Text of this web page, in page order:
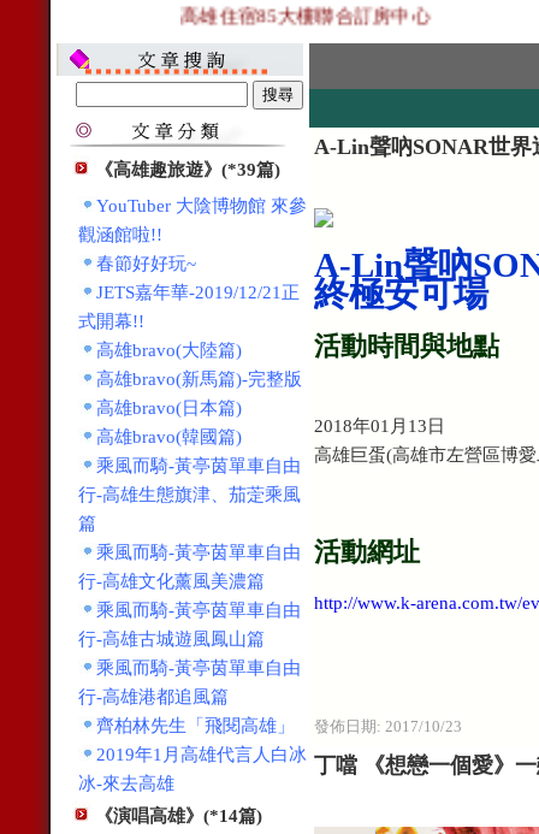
高雄住宿85大樓聯合訂房中心
《高雄趣旅遊》(*39篇)
YouTuber 大陰博物館 來參
觀涵館啦!!
春節好好玩~
JETS嘉年華-2019/12/21正
式開幕!!
高雄bravo(大陸篇)
高雄bravo(新馬篇)-完整版
高雄bravo(日本篇)
高雄bravo(韓國篇)
乘風而騎-黃亭茵單車自由
行-高雄生態旗津、茄萣乘風
篇
乘風而騎-黃亭茵單車自由
行-高雄文化薰風美濃篇
乘風而騎-黃亭茵單車自由
行-高雄古城遊風鳳山篇
乘風而騎-黃亭茵單車自由
行-高雄港都追風篇
齊柏林先生「飛閱高雄」
2019年1月高雄代言人白冰
冰-來去高雄
《演唱高雄》(*14篇)
A-Lin聲吶SONAR世界
A-Lin聲吶
終極安可場
活動時間與地點
2018年01月13日
高雄巨蛋(高雄市左營區博
活動網址
http://www.k-arena.com.tw/
發佈日期: 2017/10/23
丁噹 《想戀一個愛》